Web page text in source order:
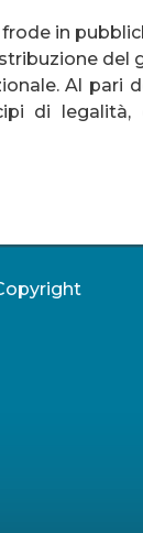
in
del
Al pari
di legalità,